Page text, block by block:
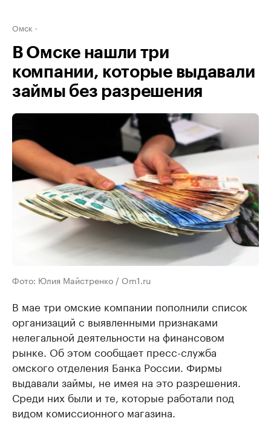
Омск
В Омске нашли три
компании, которые выдавали
займы без разрешения
Фото: Юлия Майстренко / Om1.ru
В мае три омские компании пополнили список
организаций с выявленными признаками
нелегальной деятельности на финансовом
рынке. Об этом сообщает пресс-служба
омского отделения Банка России. Фирмы
выдавали займы, не имея на это разрешения.
Среди них были и те, которые работали под
видом комиссионного магазина.